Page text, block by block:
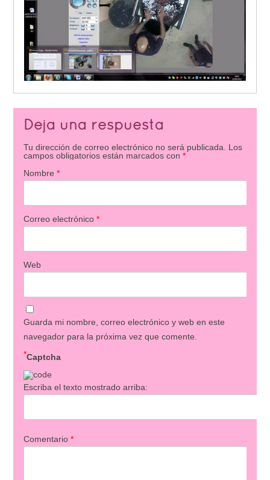
Deja una respuesta
Tu dirección de correo electrónico no será publicada. Los
campos obligatorios están marcados con *
Nombre *
Correo electrónico *
Web
Guarda mi nombre, correo electrónico y web en este
navegador para la próxima vez que comente.
Captcha
*
Escriba el texto mostrado arriba:
Comentario *